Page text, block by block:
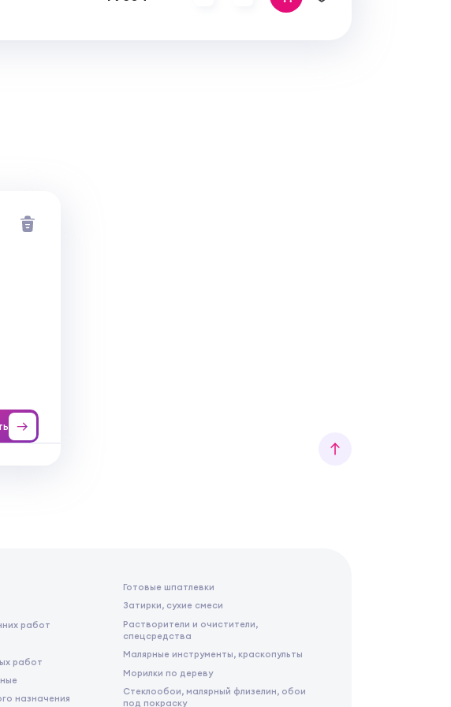
работ
работ
назначения
Готовые шпатлевки
Затирки, сухие смеси
Растворители и очистители,
спецсредства
Малярные инструменты, краскопульты
Морилки по дереву
Стеклообои, малярный флизелин, обои
под покраску